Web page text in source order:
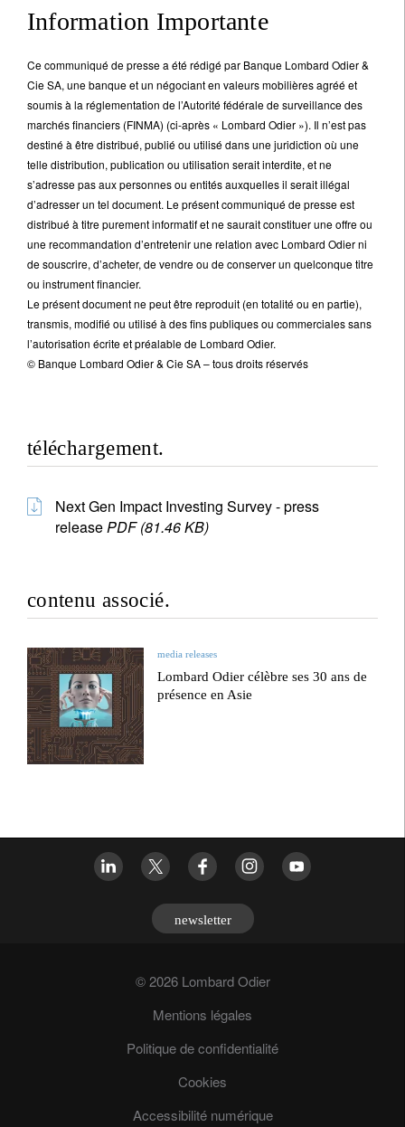
Information Importante
Ce communiqué de presse a été rédigé par Banque Lombard Odier &
Cie SA, une banque et un négociant en valeurs mobilières agréé et
soumis à la réglementation de l’Autorité fédérale de surveillance des
marchés financiers (FINMA) (ci-après « Lombard Odier »). Il n’est pas
destiné à être distribué, publié ou utilisé dans une juridiction où une
telle distribution, publication ou utilisation serait interdite, et ne
s’adresse pas aux personnes ou entités auxquelles il serait illégal
d’adresser un tel document. Le présent communiqué de presse est
distribué à titre purement informatif et ne saurait constituer une offre ou
une recommandation d’entretenir une relation avec Lombard Odier ni
de souscrire, d’acheter, de vendre ou de conserver un quelconque titre
ou instrument financier.
Le présent document ne peut être reproduit (en totalité ou en partie),
transmis, modifié ou utilisé à des fins publiques ou commerciales sans
l’autorisation écrite et préalable de Lombard Odier.
© Banque Lombard Odier & Cie SA – tous droits réservés
téléchargement.
Next Gen Impact Investing Survey - press
releasePDF (81.46 KB)
contenu associé.
media releases
Lombard Odier célèbre ses 30 ans de
présence en Asie
newsletter
© 2026 Lombard Odier
Mentions légales
Politique de confidentialité
Cookies
Accessibilité numérique